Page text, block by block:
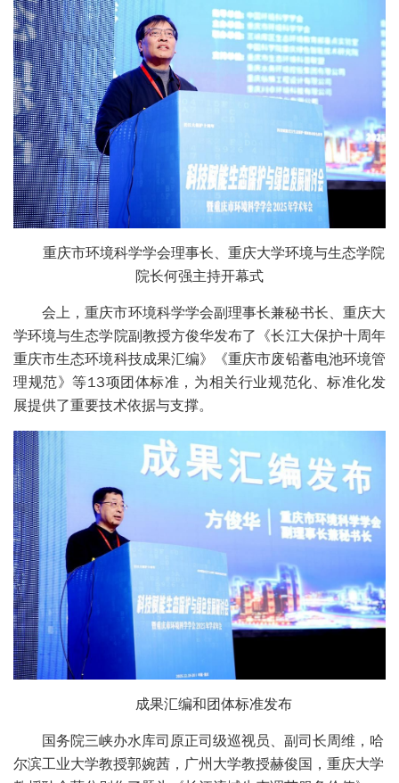
重庆市环境科学学会理事长、重庆大学环境与生态学院
院长何强主持开幕式
会上，重庆市环境科学学会副理事长兼秘书长、重庆大
学环境与生态学院副教授方俊华发布了《长江大保护十周年
重庆市生态环境科技成果汇编》《重庆市废铅蓄电池环境管
理规范》等13项团体标准，为相关行业规范化、标准化发
展提供了重要技术依据与支撑。
成果汇编和团体标准发布
国务院三峡办水库司原正司级巡视员、副司长周维，哈
尔滨工业大学教授郭婉茜，广州大学教授赫俊国，重庆大学